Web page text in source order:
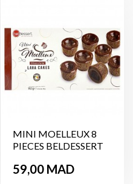
MINI MOELLEUX 8
PIECES BELDESSERT
Prix
59,00 MAD